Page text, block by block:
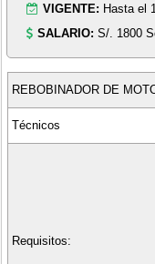
VIGENTE: Hasta el
SALARIO: S/. 1800
REBOBINADOR DE
Técnicos
Requisitos: